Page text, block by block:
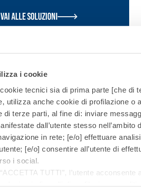
i cookie
tecnici sia di prima parte [che di
utilizza anche cookie di profilazione o
di terze parti, al fine di: inviare
dall’utente stesso nell’ambito
in rete; [e/o] effettuare
[e/o] consentire all’utente di
i social.
ACCETTA TUTTI”, l’utente acconsente
Vai alle soluzioni
E RINFORZO
Scopri di